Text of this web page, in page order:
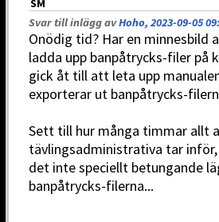
SM
Svar till inlägg avHoho, 2023-09-05
Onödig tid? Har en minnesbild
ladda upp banpåtrycks-filer på
gick åt till att leta upp
exporterar ut banpåtrycks-
Sett till hur många timmar allt
tävlingsadministrativa tar
det inte speciellt betungande
banpåtrycks-filerna...